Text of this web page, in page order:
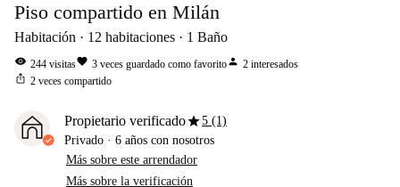
Piso compartido en Milán
Habitación 12 habitaciones 1 Baño
visibility 244 visitasfavorite 3 veces guardado como favoritoperson 2 interesados
ios_share 2 veces compartido
Propietario verificadostar5 (1)
Privado · 6 años con nosotros
Más sobre este arrendador
Más sobre la verificación